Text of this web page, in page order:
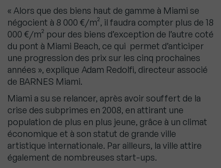
« Alors que des biens haut de gamme à Miami se
négocient à 8 000 €/m², il faudra compter plus de 18
000 €/m² pour des biens d’exception de l’autre coté
du pont à Miami Beach, ce qui permet d’anticiper
une progression des prix sur les cinq prochaines
années », explique Adam Redolfi, directeur associé
de BARNES Miami.
Miami a su se relancer, après avoir souffert de la
crise des subprimes en 2008, en attirant une
population de plus en plus jeune, grâce à un climat
économique et à son statut de grande ville
artistique internationale. Par ailleurs, la ville attire
également de nombreuses start-ups.